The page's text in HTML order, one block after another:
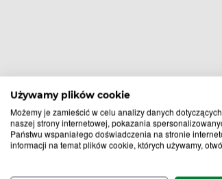
Używamy plików cookie
Możemy je zamieścić w celu analizy danych
naszej strony internetowej, pokazania
Państwu wspaniałego doświadczenia na stronie
informacji na temat plików cookie, których używamy,